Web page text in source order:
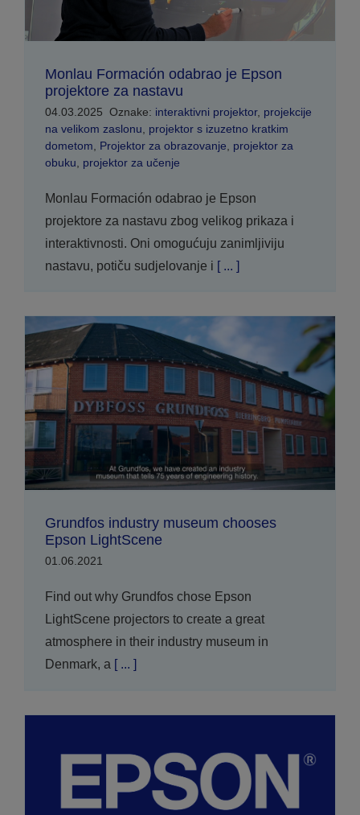
Monlau Formación odabrao je Epson
projektore za nastavu
04.03.2025 Oznake: interaktivni projektor, projekcije
na velikom zaslonu
projektor s izuzetno kratkim
dometom
Projektor za obrazovanje
projektor za
obuku
projektor za učenje
Monlau Formación odabrao je Epson
projektore za nastavu zbog velikog prikaza i
interaktivnosti. Oni omogućuju zanimljiviju
nastavu, potiču sudjelovanje i [ ... ]
Grundfos industry museum chooses
Epson LightScene
01.06.2021
Find out why Grundfos chose Epson
LightScene projectors to create a great
atmosphere in their industry museum in
Denmark, a [ ... ]